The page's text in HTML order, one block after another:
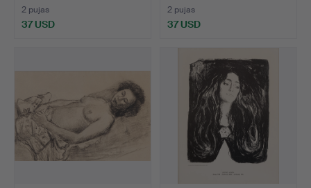
2 pujas
37 USD
2 pujas
37 USD